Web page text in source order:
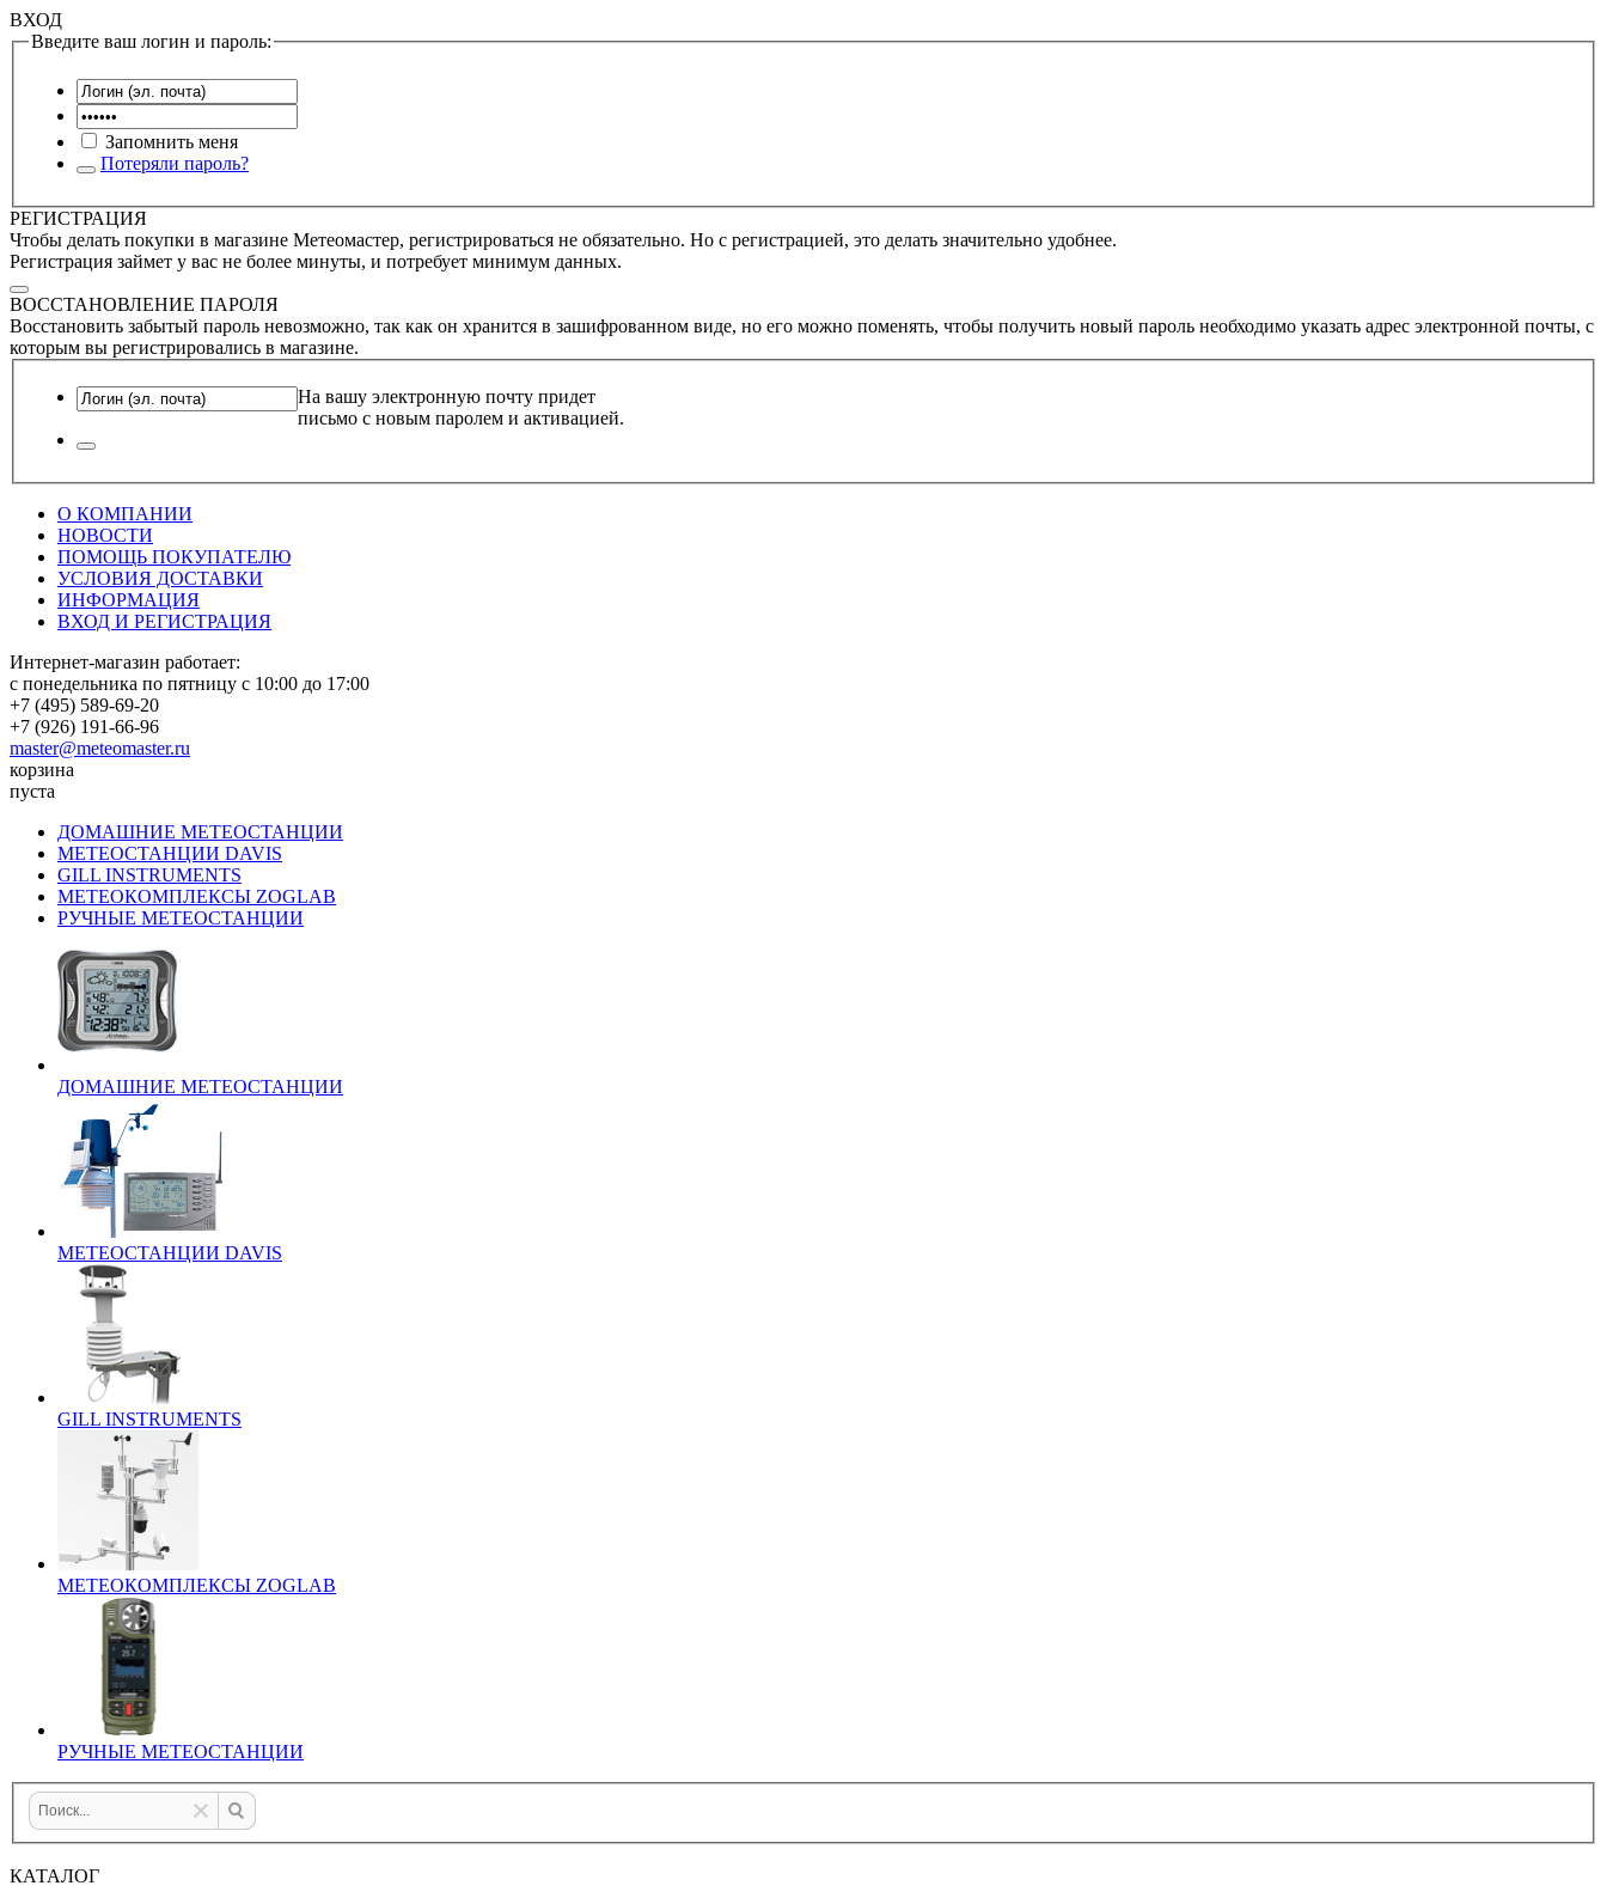
ВХОД
Введите ваш логин и пароль:
Запомнить меня
Потеряли пароль?
РЕГИСТРАЦИЯ
Чтобы делать покупки в магазине Метеомастер, регистрироваться не обязательно. Но с регистрацией, это делать значительно удобнее.
Регистрация займет у вас не более минуты, и потребует минимум данных.
ВОССТАНОВЛЕНИЕ ПАРОЛЯ
Восстановить забытый пароль невозможно, так как он хранится в зашифрованном виде, но его можно поменять, чтобы получить новый пароль необходимо указать адрес электронной почты, с
которым вы регистрировались в магазине.
На вашу электронную почту придет
письмо с новым паролем и активацией.
О КОМПАНИИ
НОВОСТИ
ПОМОЩЬ ПОКУПАТЕЛЮ
УСЛОВИЯ ДОСТАВКИ
ИНФОРМАЦИЯ
ВХОД И РЕГИСТРАЦИЯ
Интернет-магазин работает:
с понедельника по пятницу с 10:00 до 17:00
+7 (495) 589-69-20
+7 (926) 191-66-96
master@meteomaster.ru
корзина
пуста
ДОМАШНИЕ МЕТЕОСТАНЦИИ
МЕТЕОСТАНЦИИ DAVIS
GILL INSTRUMENTS
МЕТЕОКОМПЛЕКСЫ ZOGLAB
РУЧНЫЕ МЕТЕОСТАНЦИИ
ДОМАШНИЕ МЕТЕОСТАНЦИИ
МЕТЕОСТАНЦИИ DAVIS
GILL INSTRUMENTS
МЕТЕОКОМПЛЕКСЫ ZOGLAB
РУЧНЫЕ МЕТЕОСТАНЦИИ
КАТАЛОГ